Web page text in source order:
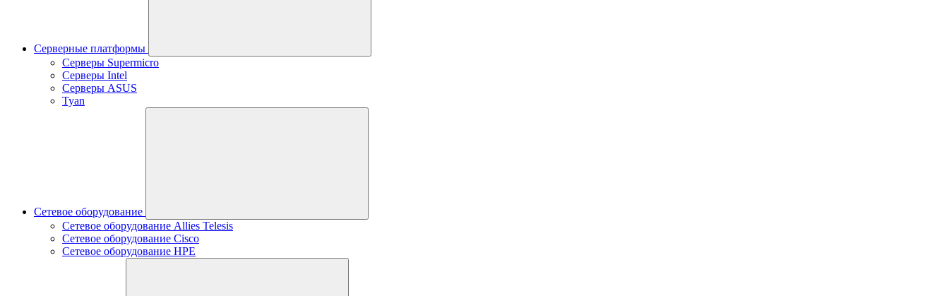
Серверные платформы
Серверы Supermicro
Серверы Intel
Серверы ASUS
Tyan
Сетевое оборудование
Сетевое оборудование Allies Telesis
Сетевое оборудование Cisco
Сетевое оборудование HPE